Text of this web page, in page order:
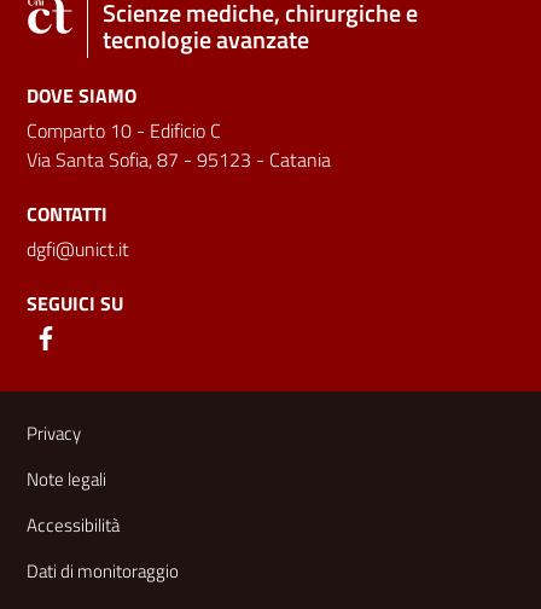
Scienze mediche, chirurgiche e
tecnologie avanzate
DOVE SIAMO
Comparto 10 - Edificio C
Via Santa Sofia, 87 - 95123 - Catania
CONTATTI
dgfi@unict.it
SEGUICI SU
Link e informazioni utili
Privacy
Note legali
Accessibilità
Dati di monitoraggio